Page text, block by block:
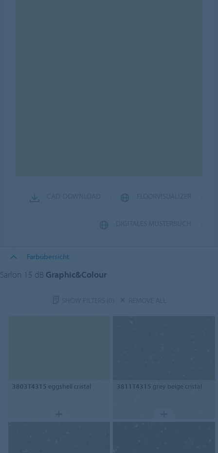
Farbübersicht
Sarlon 15 dB Graphic&Colour
3803T4315 eggshell cristal 3811T4315 grey beige cristal